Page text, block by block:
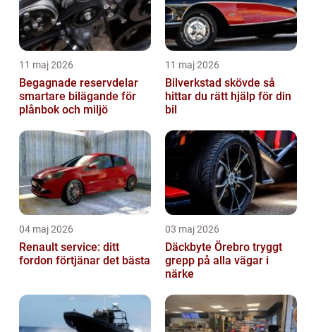
11 maj 2026
Begagnade reservdelar
smartare bilägande för
plånbok och miljö
11 maj 2026
Bilverkstad skövde så
hittar du rätt hjälp för din
bil
04 maj 2026
Renault service: ditt
fordon förtjänar det bästa
03 maj 2026
Däckbyte Örebro tryggt
grepp på alla vägar i
närke